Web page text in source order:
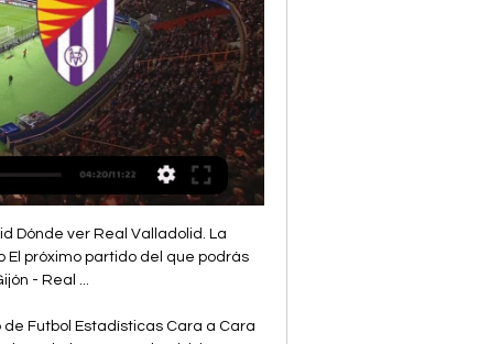
la cultura maya de Quintana Roo

Real Valladolid vs. Real Sporting de Gijón: horario, TV, 8 ago 2023 — Puedes ver el partido en directo a través de Movistar+ y Prime Video y apostar en vivo al Valladolid-Sporting desde betfair.es. Historial de ...

Apuesta en Comunicaciones v Deportivo Mixco con Betfair y vive la emoción de apostar: Magníficas cuotas de Comunicaciones v Deportivo Mixco Mercados de apuestas variados Bono de bienvenida

Alavés y SD Huesca, antes de coincidir en Primera, se enfrentaron entre 1971 y 2016 en 16 partidos de competición oficial (cuatro de Segunda, seis de Segunda B, cuatro de Tercera y dos de Copa), con ocho victorias y 21 goles del Alavés,.

El Independiente del Valle ecuatoriano logró una gran victoria y puso un pie en la final de la Copa Sudamericana al imponerse a domicilio por 0-2 al Corinthians con un doblete del panameño Gabriel Torres. El conjunto de Sangolquí tan sólo necesita un empate en el partido de vuelta, que se

FBL-EUR-C3-ARSENAL-BATE-1554210423 . Compartir Tweet Compartir. Noticias relacionadas ⚡ Pumas recompone camino con goliza en el Universitario Onefootball Roger Martínez le da el triunfo a las Águilas Onefootball ⚡ Por.

Real Madrid vs. Barcelona: la previa. El estadio Santiago Bernabéu acoge tres días después un nuevo clásico del fútbol español, sintiendo aún el dolor de la eliminación de Copa del Rey, con un Real Madrid obligado a levantarse para no despedirse de una nueva competición ante un Barcelona acostumbrado a exhibirse en Madrid.

Santos Laguna recibe esta tarde al Monarcas Morelia en la cancha del estadio Corona, por la Jornada 3 de la Liga MX. Santos Laguna recibe esta tarde al Monarcas Morelia en la cancha del estadio Corona, por la Jornada 3 de la Liga MX.. Santos Laguna – Monarcas… En vivo.

Este martes, Argentina enfrenta a Estados Unidos por pase a la final de Copa América Centenario (8 pm. Gol Caracol). Argentina y Lionel Messi van el martes por un lugar en la final de la Copa América Centenario ante el anfitrión Estados Unidos, en un partido en Houston (sur) en el que parten como grandes favoritos (8:00 p.m. por Gol Caracol).

Guarani vs Deportivo Capiata el resultado en vivo en la liga Liga paraguaya. Presentamos el resultado en vivo, la composición de los equipos antes del partido, los goleadores, las estadísticas y …

Real Valladolid vs Sporting de Gijón Marcador en vivo Dónde ver Real Valladolid vs Sporting de Gijón en línea?AiScore provides Real Valladolid vs Aquí, en Real Valladolid vs Sporting de Gijón en directo, puedes ...

Resultados, partidos y jugadores de Plaza Amador de Panam. 23.10.2019 23.10 Independiente 1 - 0 Plaza Amador; 26.10.2019 26.10 Plaza Amador 16:00 CD Universitario; 01.11.2019 01.11 Árabe Unido 20:00 Plaza Amador; 09.11.2019 09.11 Plaza Amador 18:00 San Francisco;

Es emocionante ver esa foto del Unión Huaral que en 1974 fue subcampeón del futbol peruano. Los huaralinos ese año habían ascendido a la primera profesional y con esa campaña superaron a favoritos como Alianza Lima, Defensor Lima, Cristal, Boys, entre otros.

Entornointeligente.com / 9/05/2018 – BBC Mundo / Decenas de personas se empujan por subir a un camión con una lona azul con dibujos de frutas en un barrio popular de Caracas. Bastan dos centímetros para apoyar la punta del pie y agarrarse con tres dedos. Es …

Convoca gobierno municipal a los aficionados del 'Rey de los Deportes' a apoyar al equipo de casa Tecolotes de los Dos Laredos en su etapa de playoffs número 17 de su historia, iniciará a partir del lunes 10 de septiembre, cuando en Monclova se enfrente a Acereros, equipo que busca su …

CUENCA CAMACHO SANTOS JACOBO SANTOS JACOBO CUENCA CAMACHO VIA SAN LUIS DE LAS MERCEDES JUNTO A LA VIA PRINCIPAL (09) 9457-2167-santoscuenca@outlook.com VIVERO LA CHONGONA limoncillo INVERNADERO ALMACEN CUMBAYA Cumbayá orquídea masdevallia guzmania 1711595338001 SUAREZ MOSCOSO NELSON